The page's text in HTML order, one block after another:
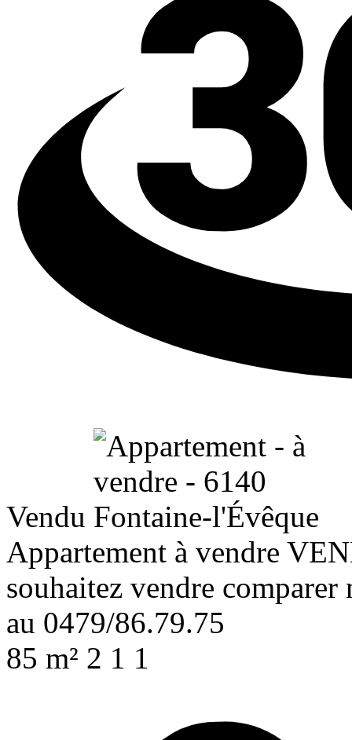
Vendu
Appartement à vendre
souhaitez vendre comparer
au 0479/86.79.75
85 m² 2 1 1